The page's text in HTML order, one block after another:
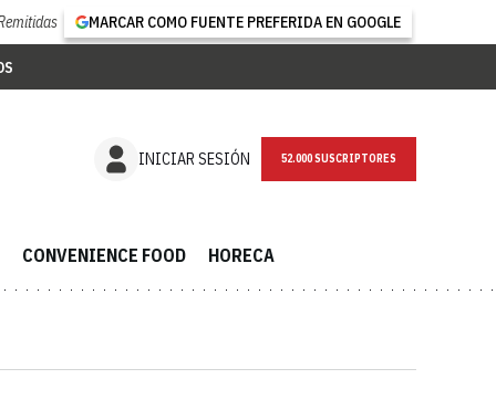
MARCAR COMO FUENTE PREFERIDA EN GOOGLE
INICIAR SESIÓN NEWSLETTER
CONVENIENCE FOOD HORECA